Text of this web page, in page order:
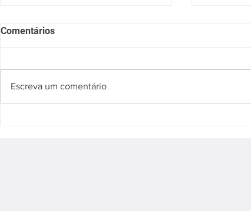
Comentários
Escreva um comentário